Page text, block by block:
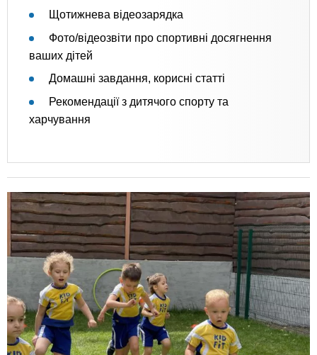
Щотижнева відеозарядка
Фото/відеозвіти про спортивні досягнення
ваших дітей
Домашні завдання, корисні статті
Рекомендації з дитячого спорту та
харчування